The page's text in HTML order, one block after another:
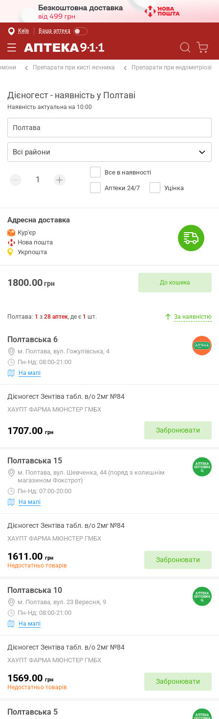
Київ Ваша аптека
Препарати при кисті яєчника Препарати при ендометріозі
Дієногест - наявність у Полтаві
Наявність актуальна на 10:00
Все в наявності
Аптеки 24/7 Уцінка
Адресна доставка
Кур'єр
Нова пошта
Укрпошта
1800.00грн До кошика
Полтава: 1 з 28 аптек, де є 1 шт. За наявністю
Полтавська 6
м. Полтава, вул. Гожулівська, 4
Пн-Нд: 08:00-21:00
На мапі
Дієногест Зентіва табл. в/о 2мг №84
ХАУПТ ФАРМА МЮНСТЕР ГМБХ
1707.00 грн Забронювати
Полтавська 15
м. Полтава, вул. Шевченка, 44 (поряд з колишнім
магазином Фокстрот)
Пн-Нд: 07:00-20:00
На мапі
Дієногест Зентіва табл. в/о 2мг №84
ХАУПТ ФАРМА МЮНСТЕР ГМБХ
1611.00 грн
Недостатньо товарів
Забронювати
Полтавська 10
м. Полтава, вул. 23 Вересня, 9
Пн-Нд: 08:00-21:00
На мапі
Дієногест Зентіва табл. в/о 2мг №84
ХАУПТ ФАРМА МЮНСТЕР ГМБХ
1569.00 грн
Недостатньо товарів
Забронювати
Полтавська 5